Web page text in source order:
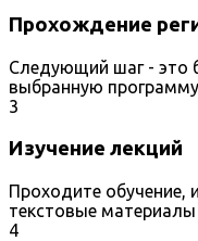
Прохождение
Следующий шаг - это
выбранную
3
Изучение лекций
Проходите обучение,
текстовые
4